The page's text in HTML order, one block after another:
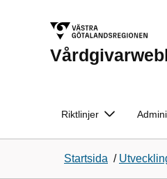
Riktlinjer
Startsida /